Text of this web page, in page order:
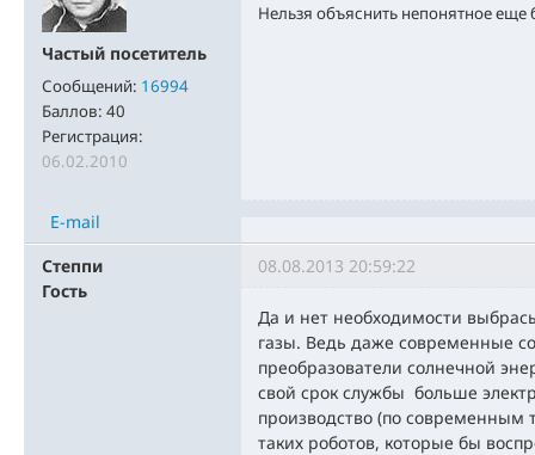
Частый посетитель
Сообщений: 16994
Баллов: 40
Регистрация:
06.02.2010
Нельзя объяснить непонятное
E-mail
Степпи
Гость
08.08.2013 20:59:22
Да и нет необходимости
газы. Ведь даже современные
преобразователи солнечной
свой срок службы больше
производство (по современным
таких роботов, которые бы